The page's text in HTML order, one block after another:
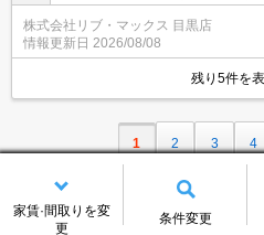
合せ物件のほかにもネット非掲載
紹介いたします。お気軽にお問い
株式会社リブ・マックス 目黒店
情報更新日 2026/08/08
残り5件を
1 2 3 4
家賃·間取りを変
更
条件変更